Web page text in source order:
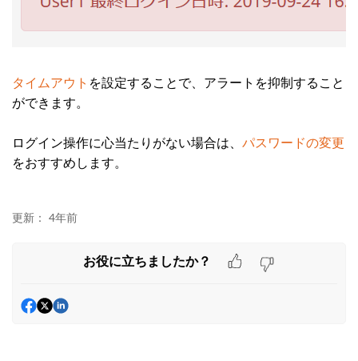
タイムアウト を設定することで、アラートを抑制すること
ができます。
ログイン操作に心当たりがない場合は、 パスワードの変更
をおすすめします。
更新： 4年前
お役に立ちましたか？